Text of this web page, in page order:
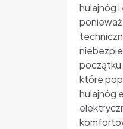
hulajnóg
początku
które
hulajnóg